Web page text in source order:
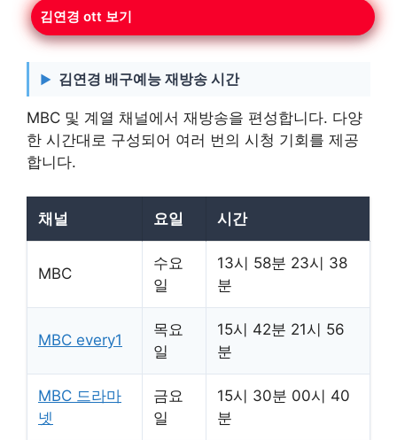
김연경 ott 보기
김연경 배구예능 재방송 시간
MBC 및 계열 채널에서 재방송을 편성합니다. 다양
한 시간대로 구성되어 여러 번의 시청 기회를 제공
합니다.
채널 요일 시간
MBC
수요
일
13시 58분 23시 38
분
MBC every1
목요
일
15시 42분 21시 56
분
MBC 드라마
넷
금요
일
15시 30분 00시 40
분